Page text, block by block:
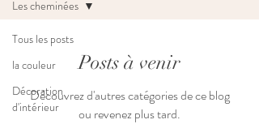
Tous les posts
la couleur
Décoration
d'intérieur
Les cheminées
Posts à venir
Découvrez d'autres catégories de ce blog
ou revenez plus tard.